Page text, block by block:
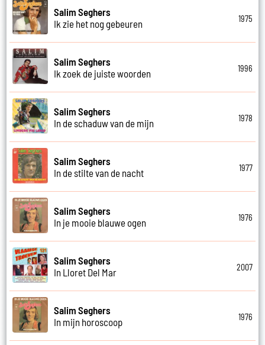
Salim Seghers
Ik zie het nog gebeuren
1975
Salim Seghers
Ik zoek de juiste woorden
1996
Salim Seghers
In de schaduw van de mijn
1978
Salim Seghers
In de stilte van de nacht
1977
Salim Seghers
In je mooie blauwe ogen
1976
Salim Seghers
In Lloret Del Mar
2007
Salim Seghers
In mijn horoscoop
1976